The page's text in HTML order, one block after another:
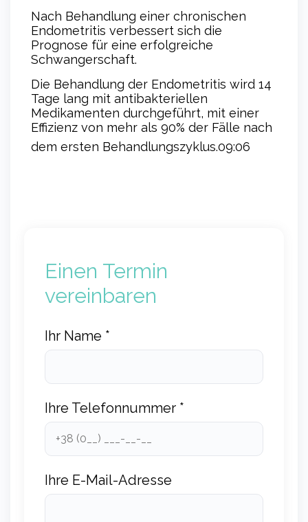
Nach Behandlung einer chronischen
Endometritis verbessert sich die
Prognose für eine erfolgreiche
Schwangerschaft.
Die Behandlung der Endometritis wird 14
Tage lang mit antibakteriellen
Medikamenten durchgeführt, mit einer
Effizienz von mehr als 90% der Fälle nach
dem ersten Behandlungszyklus.09:06
Einen Termin
vereinbaren
Ihr Name *
Ihre Telefonnummer *
Ihre E-Mail-Adresse